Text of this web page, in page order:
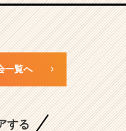
一覧へ
する